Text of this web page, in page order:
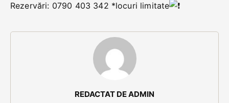
REDACTAT DE ADMIN
Rezervări: 0790 403 342 *locuri limitate